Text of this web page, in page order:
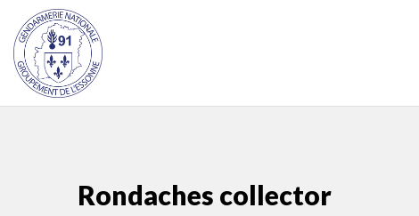
Rondaches collector